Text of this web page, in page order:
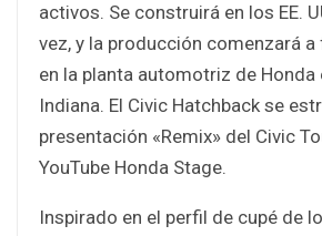
activos. Se construirá en los EE.
vez, y la producción comenzará a
en la planta automotriz de Honda
Indiana. El Civic Hatchback se
presentación «Remix» del Civic
YouTube Honda Stage.
Inspirado en el perfil de cupé de